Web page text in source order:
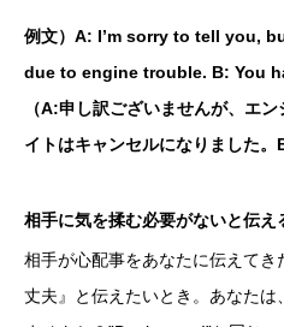
例文）A: I’m sorry to tell you,
due to engine trouble. B: You
（A:申し訳ございませんが、エ
イトはキャンセルになりました。
相手に気を揉む必要がないと伝え
相手が心配事をあなたに伝えて
丈夫』と伝えたいとき。あなたは